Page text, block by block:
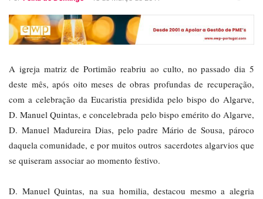
A igreja matriz de Portimão reabriu ao culto, no passado dia 5
deste mês, após oito meses de obras profundas de recuperação,
com a celebração da Eucaristia presidida pelo bispo do Algarve,
D. Manuel Quintas, e concelebrada pelo bispo emérito do Algarve,
D. Manuel Madureira Dias, pelo padre Mário de Sousa, pároco
daquela comunidade, e por muitos outros sacerdotes algarvios que
se quiseram associar ao momento festivo.
D. Manuel Quintas, na sua homilia, destacou mesmo a alegria